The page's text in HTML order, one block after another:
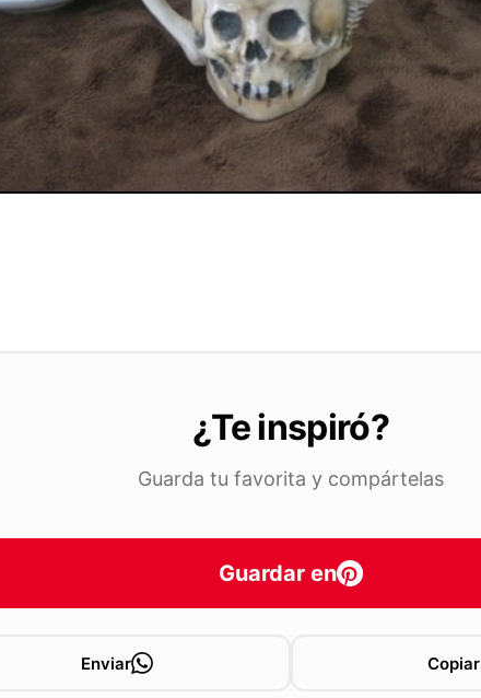
¿Te inspiró?
Guarda tu favorita y compártelas
Guardar en
Enviar Copiar